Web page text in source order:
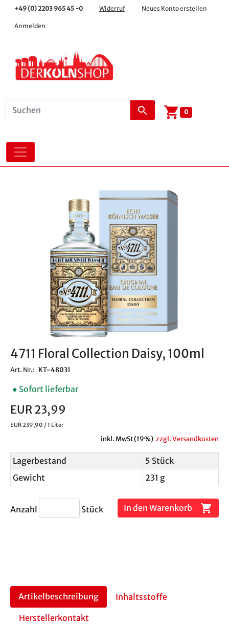
+49 (0) 2203 965 45 -0 Widerruf Neues Konto erstellen
Anmelden
search shopping_cart 0
4711 Floral Collection Daisy, 100ml
Art. Nr.: KT-48031
● Sofort lieferbar
EUR 23,99
EUR 239,90 / 1 Liter
inkl. MwSt (19%) zzgl. Versandkosten
Lagerbestand
5 Stück
Gewicht
231 g
Anzahl Stück In den Warenkorb shopping_cart
Artikelbeschreibung Inhaltsstoffe
Herstellerkontakt